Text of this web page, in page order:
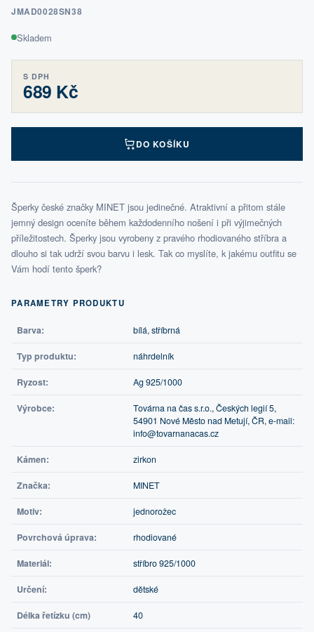
JMAD0028SN38
Skladem
S DPH
689 Kč
DO KOŠÍKU
Šperky české značky MINET jsou jedinečné. Atraktivní a přitom stále
jemný design oceníte během každodenního nošení i při výjimečných
příležitostech. Šperky jsou vyrobeny z pravého rhodiovaného stříbra a
dlouho si tak udrží svou barvu i lesk. Tak co myslíte, k jakému outfitu se
Vám hodí tento šperk?
PARAMETRY PRODUKTU
Barva: bílá, stříbrná
Typ produktu: náhrdelník
Ryzost: Ag 925/1000
Výrobce:
Továrna na čas s.r.o., Českých legií 5,
54901 Nové Město nad Metují, ČR, e-mail:
info@tovarnanacas.cz
Kámen: zirkon
Značka: MINET
Motiv: jednorožec
Povrchová úprava: rhodiované
Materiál: stříbro 925/1000
Určení: dětské
Délka řetízku (cm) 40